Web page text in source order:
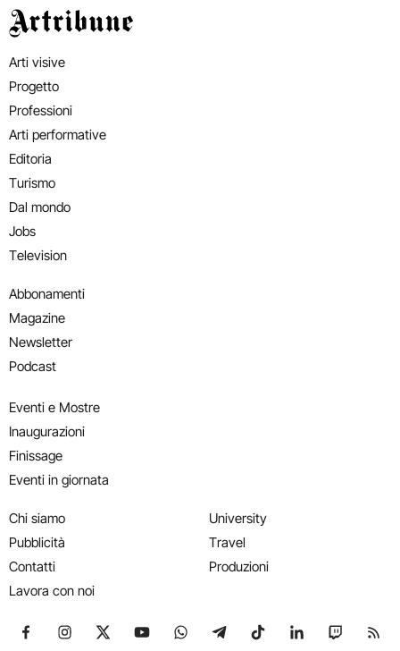
Artribune
Arti visive
Progetto
Professioni
Arti performative
Editoria
Turismo
Dal mondo
Jobs
Television
Abbonamenti
Magazine
Newsletter
Podcast
Eventi e Mostre
Inaugurazioni
Finissage
Eventi in giornata
Chi siamo
Pubblicità
Contatti
Lavora con noi
University
Travel
Produzioni
Seguici su Facebook
Seguici su Instagram
Seguici su X
Seguici su YouTube
Seguici su WhatsApp
Seguici su Telegram
Seguici su TikTok
Seguici su
Seguici